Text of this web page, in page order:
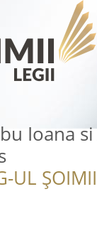
Ioana
UL ȘOIMII